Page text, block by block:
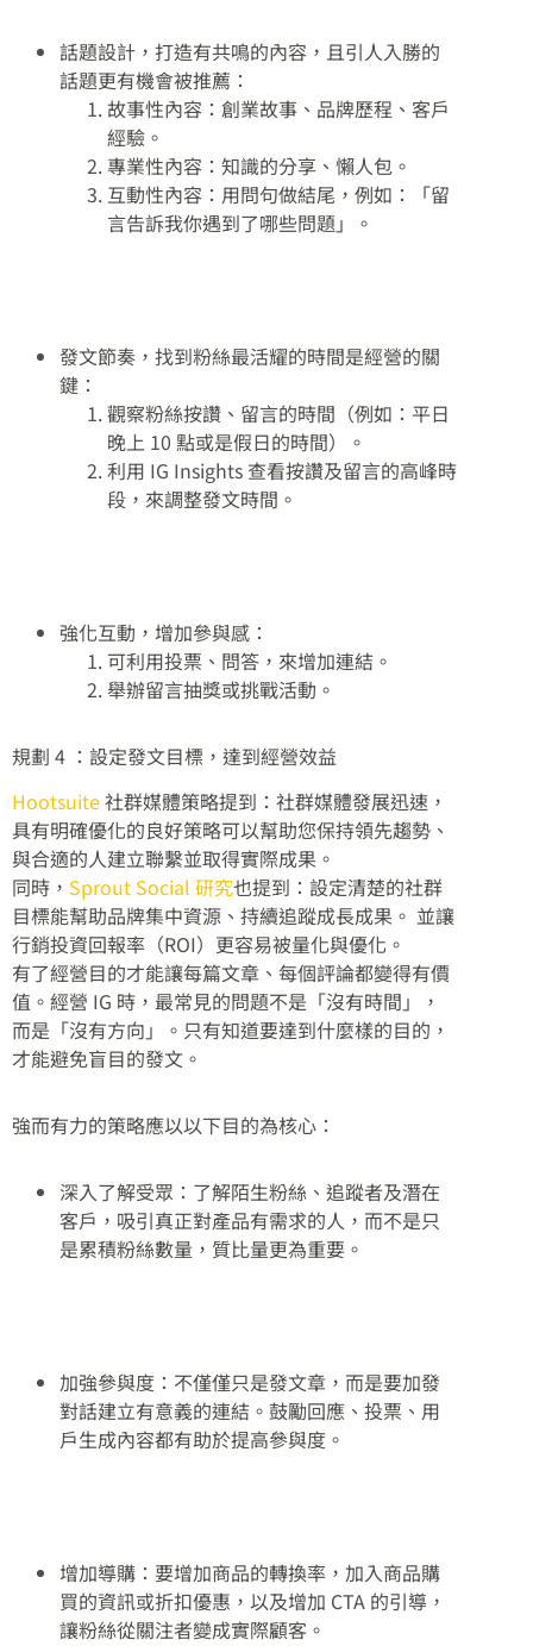
話題設計，打造有共鳴的內容，且引人入勝的
話題更有機會被推薦：
故事性內容：創業故事、品牌歷程、客戶
經驗。
專業性內容：知識的分享、懶人包。
互動性內容：用問句做結尾，例如：「留
言告訴我你遇到了哪些問題」。
發文節奏，找到粉絲最活耀的時間是經營的關
鍵：
觀察粉絲按讚、留言的時間（例如：平日
晚上 10 點或是假日的時間）。
利用 IG Insights 查看按讚及留言的高峰時
段，來調整發文時間。
強化互動，增加參與感：
可利用投票、問答，來增加連結。
舉辦留言抽獎或挑戰活動。
規劃 4 ：設定發文目標，達到經營效益
Hootsuite社群媒體策略提到：社群媒體發展迅速，
具有明確優化的良好策略可以幫助您保持領先趨勢、
與合適的人建立聯繫並取得實際成果。
同時， Sprout Social 研究也提到：設定清楚的社群
目標能幫助品牌集中資源、持續追蹤成長成果。 並讓
行銷投資回報率（ROI）更容易被量化與優化。
有了經營目的才能讓每篇文章、每個評論都變得有價
值。經營 IG 時，最常見的問題不是「沒有時間」，
而是「沒有方向」。只有知道要達到什麼樣的目的，
才能避免盲目的發文。
強而有力的策略應以以下目的為核心：
深入了解受眾：了解陌生粉絲、追蹤者及潛在
客戶，吸引真正對產品有需求的人，而不是只
是累積粉絲數量，質比量更為重要。
加強參與度：不僅僅只是發文章，而是要加發
對話建立有意義的連結。鼓勵回應、投票、用
戶生成內容都有助於提高參與度。
增加導購：要增加商品的轉換率，加入商品購
買的資訊或折扣優惠，以及增加 CTA 的引導，
讓粉絲從關注者變成實際顧客。